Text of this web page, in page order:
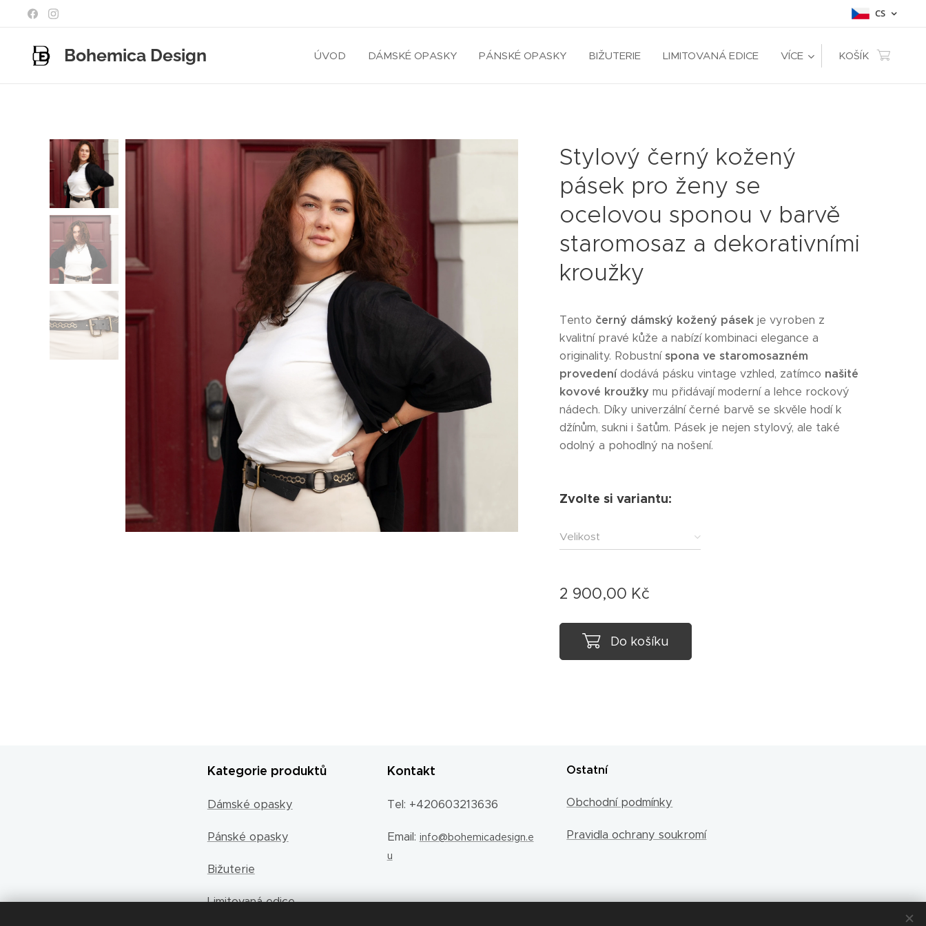
CS
Bohemica Design ÚVOD DÁMSKÉ OPASKY PÁNSKÉ OPASKY BIŽUTERIE LIMITOVANÁ EDICE VÍCE KOŠÍK
Stylový černý kožený
pásek pro ženy se
ocelovou sponou v barvě
staromosaz a dekorativními
kroužky
Tento černý dámský kožený pásek je vyroben z
kvalitní pravé kůže a nabízí kombinaci elegance a
originality. Robustníspona ve staromosazném
provedenídodává pásku vintage vzhled, zatímco našité
kovové kroužky mu přidávají moderní a lehce rockový
nádech. Díky univerzální černé barvě se skvěle hodí k
džínům, sukni i šatům. Pásek je nejen stylový, ale také
odolný a pohodlný na nošení.
Zvolte si variantu:
Velikost
2 900,00 Kč
Do košíku
Kategorie produktů
Dámské opasky
Pánské opasky
Bižuterie
Limitovaná edice
Kontakt
Tel: +420603213636
Email: info@bohemicadesign.e
u
Ostatní
Obchodní podmínky
Pravidla ochrany soukromí